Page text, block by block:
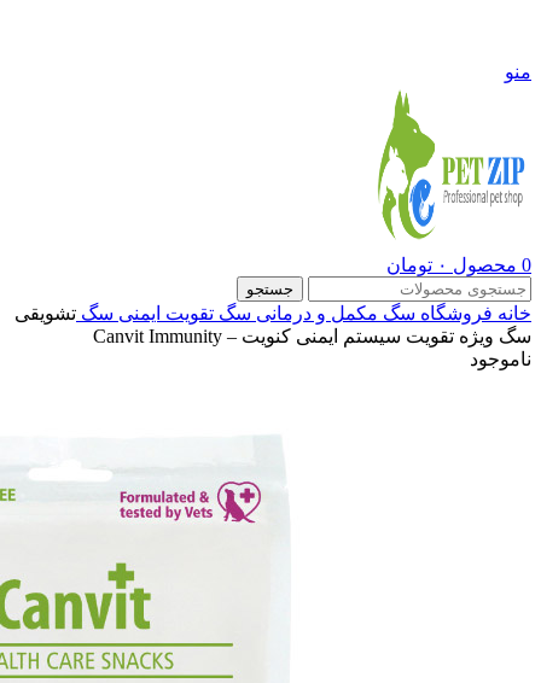
منو
0 محصول ۰ تومان
جستجو
خانه فروشگاه سگ مکمل و درمانی سگ تقویت ایمنی سگ تشویقی
سگ ویژه تقویت سیستم ایمنی کنویت – Canvit Immunity
ناموجود